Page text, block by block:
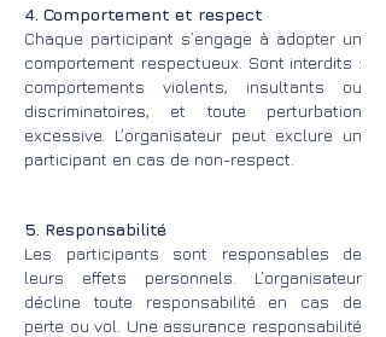
4. Comportement et respect
Chaque participant s’engage à adopter un
comportement respectueux. Sont interdits :
comportements violents, insultants ou
discriminatoires, et toute perturbation
excessive. L’organisateur peut exclure un
participant en cas de non-respect.
5. Responsabilité
Les participants sont responsables de
leurs effets personnels. L’organisateur
décline toute responsabilité en cas de
perte ou vol. Une assurance responsabilité